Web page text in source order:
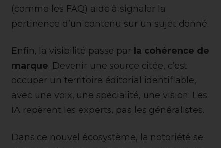
(comme les FAQ) aide à signaler la
pertinence d’un contenu sur un sujet donné.
Enfin, la visibilité passe par la cohérence de
marque. Devenir une source citée, c’est
occuper un territoire éditorial identifiable,
avec une voix, une spécialité, une vision. Les
IA repèrent les experts, pas les généralistes.
Dans ce nouvel écosystème, la notoriété se